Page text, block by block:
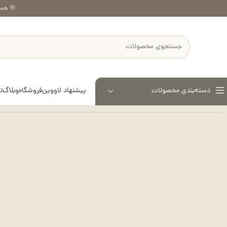
🌸
دسته‌بندی محصولات پیشنهاد لاووینفروشگاهوبلاگ